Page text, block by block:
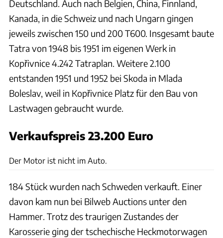
Deutschland. Auch nach Belgien, China, Finnland,
Kanada, in die Schweiz und nach Ungarn gingen
jeweils zwischen 150 und 200 T600. Insgesamt baute
Tatra von 1948 bis 1951 im eigenen Werk in
Kopřivnice 4.242 Tatraplan. Weitere 2.100
entstanden 1951 und 1952 bei Skoda in Mlada
Boleslav, weil in Kopřivnice Platz für den Bau von
Lastwagen gebraucht wurde.
Verkaufspreis 23.200 Euro
Der Motor ist nicht im Auto.
184 Stück wurden nach Schweden verkauft. Einer
davon kam nun bei Bilweb Auctions unter den
Hammer. Trotz des traurigen Zustandes der
Karosserie ging der tschechische Heckmotorwagen